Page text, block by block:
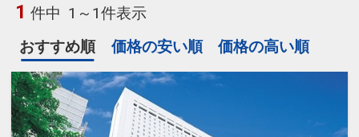
1 件中 1～1件表示
おすすめ順
価格の安い順 価格の高い順